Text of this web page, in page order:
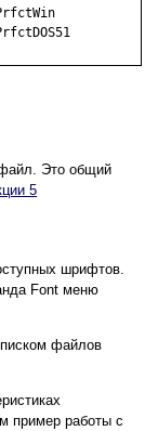
Это общий
5
шрифтов.
Font меню
файлов
пример работы с